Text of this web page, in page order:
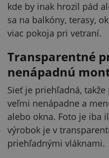
kde by inak hrozil pád
sa na balkóny, terasy,
viac pokoja pri vetraní.
Transparentné
nenápadnú
Sieť je priehľadná,
veľmi nenápadne a
alebo okna. Foto je iba
výrobok je v
priehľadnými vláknami.